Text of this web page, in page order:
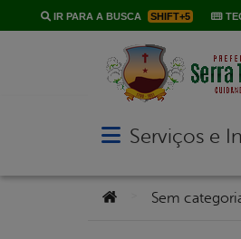
IR PARA A BUSCA SHIFT+5
Abrir menu
Serviços e
Você está aqui:
Sem